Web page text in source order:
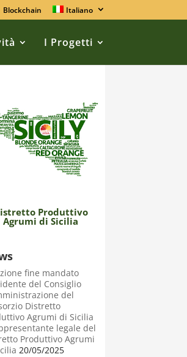
Blockchain Italiano
I Progetti
Produttivo
Agrumi di Sicilia
fine mandato
del Consiglio
del
Distretto
Agrumi di Sicilia
legale del
Produttivo Agrumi
20/05/2025